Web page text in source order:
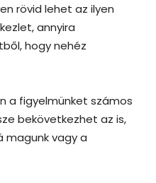
rövid lehet az ilyen
annyira
hogy nehéz
a figyelmünket számos
bekövetkezhet az is,
magunk vagy a